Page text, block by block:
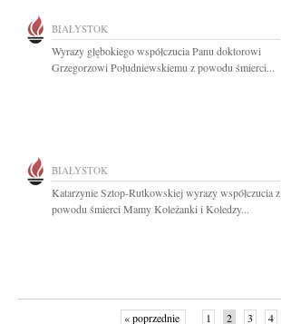
BIAŁYSTOK
Wyrazy głębokiego współczucia Panu doktorowi
Grzegorzowi Południewskiemu z powodu śmierci...
BIAŁYSTOK
Katarzynie Sztop-Rutkowskiej wyrazy współczucia z
powodu śmierci Mamy Koleżanki i Koledzy...
« poprzednie 1 2 3 4